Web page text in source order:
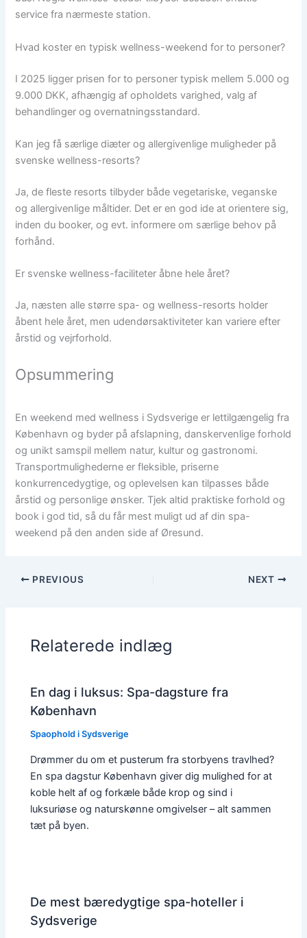
service fra nærmeste station.
Hvad koster en typisk wellness-weekend for to personer?
I 2025 ligger prisen for to personer typisk mellem 5.000 og
9.000 DKK, afhængig af opholdets varighed, valg af
behandlinger og overnatningsstandard.
Kan jeg få særlige diæter og allergivenlige muligheder på
svenske wellness-resorts?
Ja, de fleste resorts tilbyder både vegetariske, veganske
og allergivenlige måltider. Det er en god ide at orientere sig,
inden du booker, og evt. informere om særlige behov på
forhånd.
Er svenske wellness-faciliteter åbne hele året?
Ja, næsten alle større spa- og wellness-resorts holder
åbent hele året, men udendørsaktiviteter kan variere efter
årstid og vejrforhold.
Opsummering
En weekend med wellness i Sydsverige er lettilgængelig fra
København og byder på afslapning, danskervenlige forhold
og unikt samspil mellem natur, kultur og gastronomi.
Transportmulighederne er fleksible, priserne
konkurrencedygtige, og oplevelsen kan tilpasses både
årstid og personlige ønsker. Tjek altid praktiske forhold og
book i god tid, så du får mest muligt ud af din spa-
weekend på den anden side af Øresund.
PREVIOUS NEXT
Relaterede indlæg
En dag i luksus: Spa-dagsture fra
København
Spaophold i Sydsverige
Drømmer du om et pusterum fra storbyens travlhed?
En spa dagstur København giver dig mulighed for at
koble helt af og forkæle både krop og sind i
luksuriøse og naturskønne omgivelser – alt sammen
tæt på byen.
De mest bæredygtige spa-hoteller i
Sydsverige